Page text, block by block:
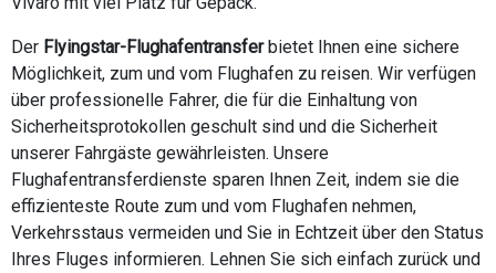
Der Flyingstar-Flughafentransferbietet Ihnen eine sichere
Möglichkeit, zum und vom Flughafen zu reisen. Wir verfügen
über professionelle Fahrer, die für die Einhaltung von
Sicherheitsprotokollen geschult sind und die Sicherheit
unserer Fahrgäste gewährleisten. Unsere
Flughafentransferdienste sparen Ihnen Zeit, indem sie die
effizienteste Route zum und vom Flughafen nehmen,
Verkehrsstaus vermeiden und Sie in Echtzeit über den Status
Ihres Fluges informieren. Lehnen Sie sich einfach zurück und